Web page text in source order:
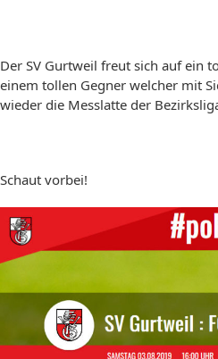
Der SV Gurtweil freut sich auf ein
einem tollen Gegner welcher mit
wieder die Messlatte der
Schaut vorbei!